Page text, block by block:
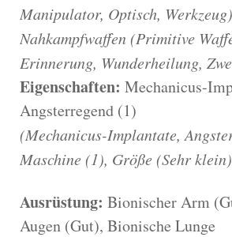
Manipulator, Optisch,
Nahkampfwaffen (Primitive
Erinnerung, Wunderheilung,
Eigenschaften: Mechanicus-
Angsterregend (1)
(Mechanicus-Implantate,
Maschine (1), Größe (Sehr
Ausrüstung: Bionischer Arm
Augen (Gut), Bionische Lunge